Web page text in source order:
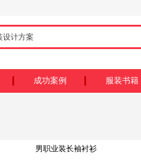
成功案例 服装书籍
男职业装长袖衬衫